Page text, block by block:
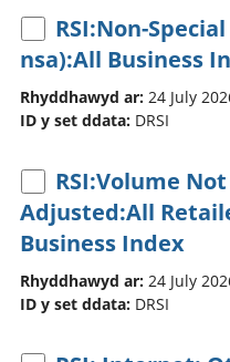
RSI:Non-
nsa):All Business
Rhyddhawyd ar: 24 July
ID y set ddata: DRSI
RSI:Volume
Adjusted:All
Business Index
Rhyddhawyd ar: 24 July
ID y set ddata: DRSI